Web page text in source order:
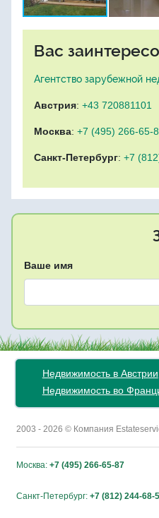
Вас
Агентство зарубежной
Австрия: +43 720881101
Москва: +7 (495) 266-65-
Санкт-Петербург: +7
Ваше имя
Недвижимость в Австрии
Недвижимость во
2003 - 2026 © Компания
Москва: +7 (495) 266-65-87
Санкт-Петербург: +7 (812) 244-68-